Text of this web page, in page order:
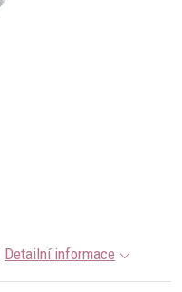
Detailní informace